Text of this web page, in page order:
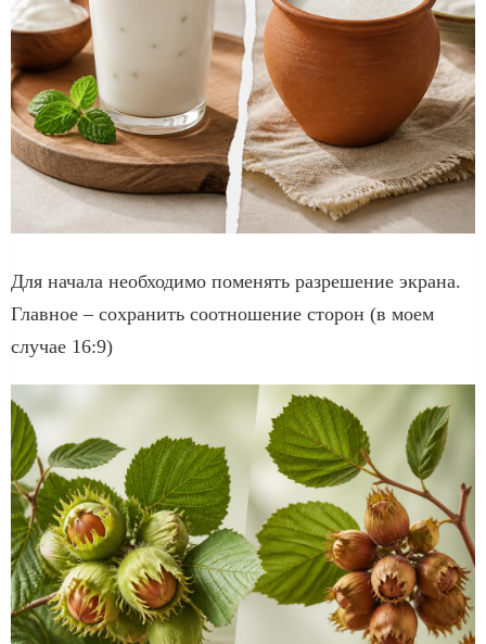
Для начала необходимо поменять разрешение экрана.
Главное – сохранить соотношение сторон (в моем
случае 16:9)